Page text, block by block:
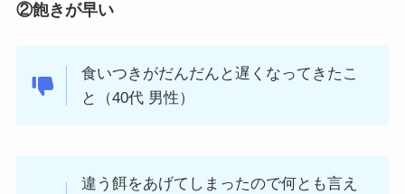
②飽きが早い
食いつきがだんだんと遅くなってきたこ
と（40代 男性）
違う餌をあげてしまったので何とも言え